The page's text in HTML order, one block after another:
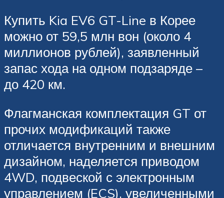
Купить Kia EV6 GT-Line в Корее
можно от 59,5 млн вон (около 4
миллионов рублей), заявленный
запас хода на одном подзаряде –
до 420 км.
Флагманская комплектация GT от
прочих модификаций также
отличается внутренним и внешним
дизайном, наделяется приводом
4WD, подвеской с электронным
управлением (ECS), увеличенными